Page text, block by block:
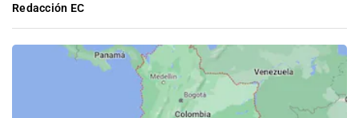
Redacción EC